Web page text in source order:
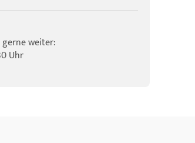
gerne weiter:
Uhr